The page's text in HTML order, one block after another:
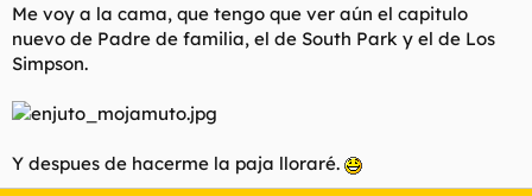
d
e
l
e
i
c
Me voy a la cama, que tengo que ver aún el capitulo
nuevo de Padre de familia, el de South Park y el de Los
Simpson.
Y despues de hacerme la paja lloraré.